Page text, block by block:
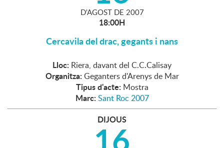
D'AGOST DE 2007
18:00H
Cercavila del drac, gegants i nans
Lloc: Riera, davant del C.C.Calisay
Organitza: Geganters d'Arenys de Mar
Tipus d'acte: Mostra
Marc: Sant Roc 2007
DIJOUS